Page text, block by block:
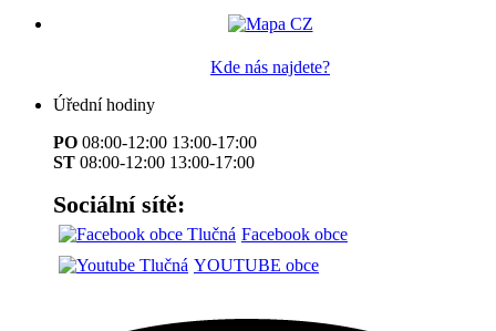
Kde nás najdete?
Úřední hodiny
PO 08:00-12:00 13:00-17:00
ST 08:00-12:00 13:00-17:00
Sociální sítě:
Facebook obce
YOUTUBE obce